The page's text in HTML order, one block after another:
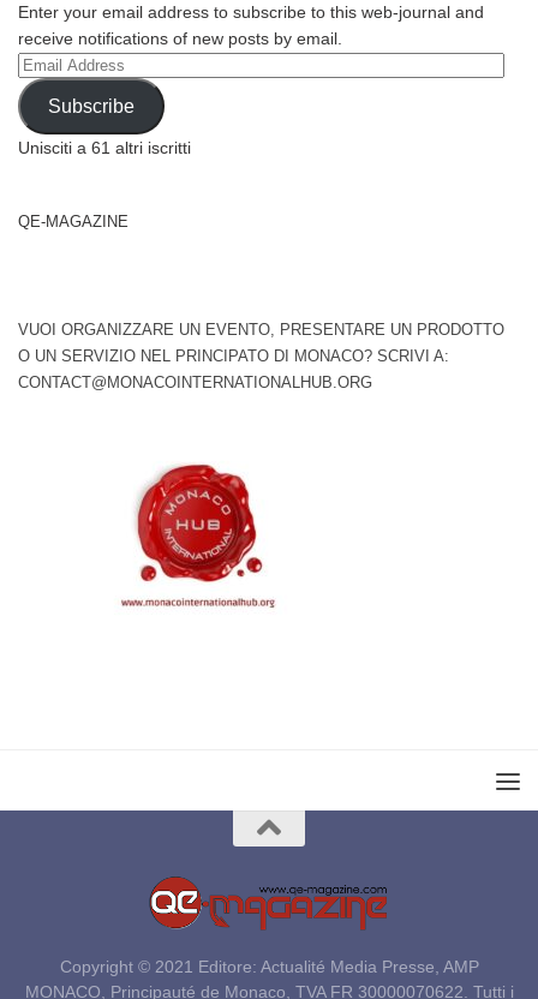
Enter your email address to subscribe to this web-journal and
receive notifications of new posts by email.
Email
Address
Subscribe
Unisciti a 61 altri iscritti
QE-MAGAZINE
VUOI ORGANIZZARE UN EVENTO, PRESENTARE UN PRODOTTO
O UN SERVIZIO NEL PRINCIPATO DI MONACO? SCRIVI A:
CONTACT@MONACOINTERNATIONALHUB.ORG
Copyright © 2021 Editore: Actualité Media Presse, AMP
MONACO, Principauté de Monaco, TVA FR 30000070622. Tutti i